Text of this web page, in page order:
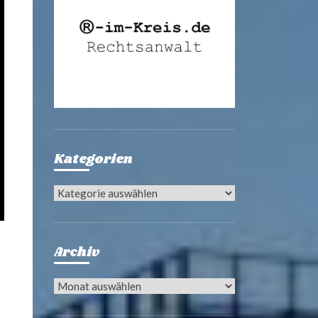
Kategorien
Kategorien
Archiv
Archiv